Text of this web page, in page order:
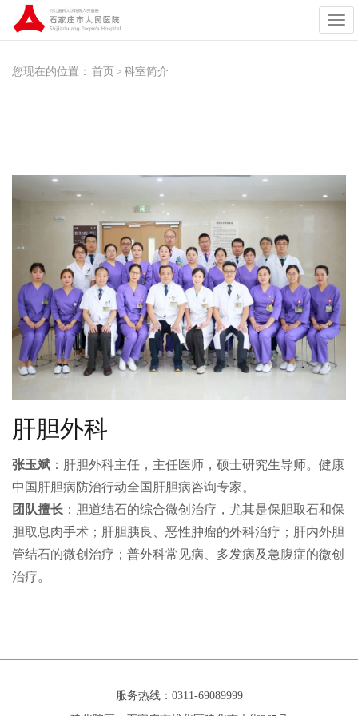
展
开
您现在的位置： 首页 > 科室简介
肝胆外科
张玉斌 ：肝胆外科主任，主任医师，硕士研究生导师。健康
中国肝胆病防治行动全国肝胆病咨询专家。
团队擅长 ：胆道结石的综合微创治疗，尤其是保胆取石和保
胆取息肉手术；肝胆胰良、恶性肿瘤的外科治疗；肝内外胆
管结石的微创治疗；普外科常见病、多发病及急腹症的微创
治疗。
服务热线：0311-69089999